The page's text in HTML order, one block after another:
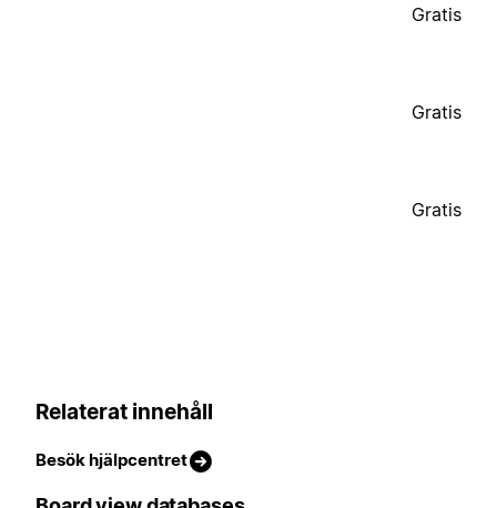
Gratis
Gratis
Gratis
Relaterat innehåll
Besök hjälpcentret